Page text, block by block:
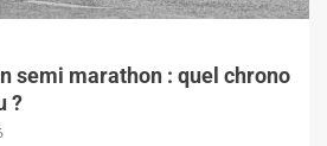
semi marathon : quel chrono
?